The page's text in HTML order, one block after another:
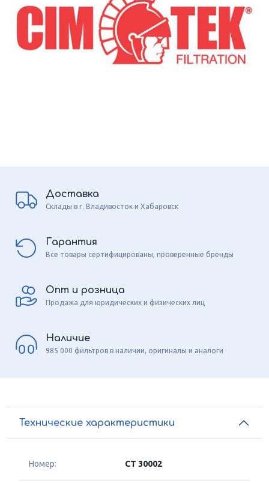
Доставка
Склады в г. Владивосток и Хабаровск
Гарантия
Все товары сертифицированы, проверенные бренды
Опт и розница
Продажа для юридических и физических лиц
Наличие
985 000 фильтров в наличии, оригиналы и аналоги
Технические характеристики
Номер: CT 30002